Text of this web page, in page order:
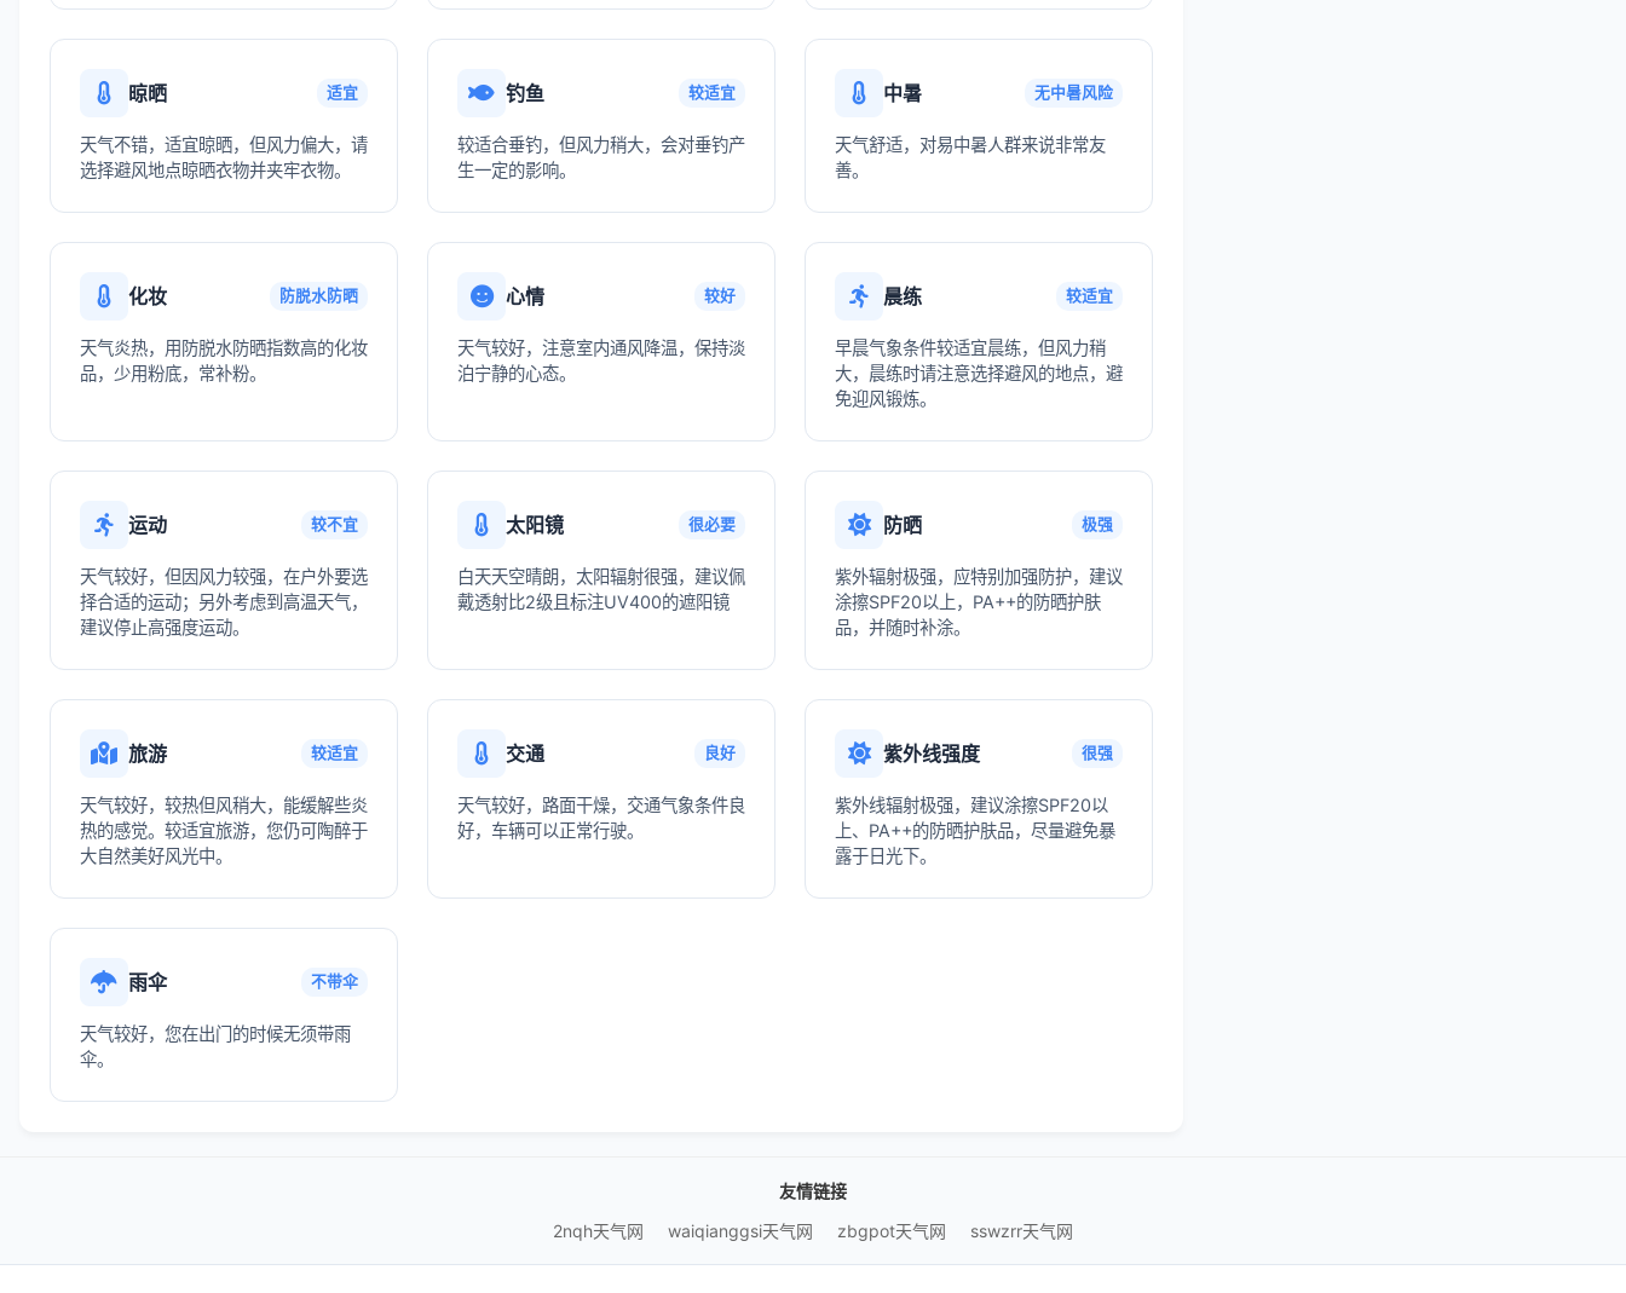
晾晒 适宜
天气不错，适宜晾晒，但风力偏大，请
选择避风地点晾晒衣物并夹牢衣物。
钓鱼 较适宜
较适合垂钓，但风力稍大，会对垂钓产
生一定的影响。
中暑 无中暑风险
天气舒适，对易中暑人群来说非常友
善。
化妆 防脱水防晒
天气炎热，用防脱水防晒指数高的化妆
品，少用粉底，常补粉。
心情 较好
天气较好，注意室内通风降温，保持淡
泊宁静的心态。
晨练 较适宜
早晨气象条件较适宜晨练，但风力稍
大，晨练时请注意选择避风的地点，避
免迎风锻炼。
运动 较不宜
天气较好，但因风力较强，在户外要选
择合适的运动；另外考虑到高温天气，
建议停止高强度运动。
太阳镜 很必要
白天天空晴朗，太阳辐射很强，建议佩
戴透射比2级且标注UV400的遮阳镜
防晒 极强
紫外辐射极强，应特别加强防护，建议
涂擦SPF20以上，PA++的防晒护肤
品，并随时补涂。
旅游 较适宜
天气较好，较热但风稍大，能缓解些炎
热的感觉。较适宜旅游，您仍可陶醉于
大自然美好风光中。
交通 良好
天气较好，路面干燥，交通气象条件良
好，车辆可以正常行驶。
紫外线强度 很强
紫外线辐射极强，建议涂擦SPF20以
上、PA++的防晒护肤品，尽量避免暴
露于日光下。
雨伞 不带伞
天气较好，您在出门的时候无须带雨
伞。
友情链接
2nqh天气网
waiqianggsi天气网 zbgpot天气网 sswzrr天气网